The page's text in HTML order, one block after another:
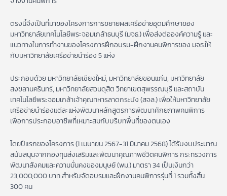
ตรงนี้จึงเป็นที่มาของโครงการการขยายผลเครือข่ายอุดมศึกษาของ
มหาวิทยาลัยเทคโนโลยีพระจอมเกล้าธนบุรี (มจธ.) เพื่อส่งต่อองค์ความรู้ และ
แนวทางในการทำงานของโครงการฝึกอบรม-ฝึกงานคนพิการของ มจธ.ให้
กับมหาวิทยาลัยเครือข่ายนำร่อง 5 แห่ง
ประกอบด้วย มหาวิทยาลัยเชียงใหม่, มหาวิทยาลัยขอนแก่น, มหาวิทยาลัย
สงขลานครินทร์, มหาวิทยาลัยสวนดุสิต วิทยาเขตสุพรรณบุรี และสถาบัน
เทคโนโลยีพระจอมเกล้าเจ้าคุณทหารลาดกระบัง (สจล.) เพื่อให้มหาวิทยาลัย
เครือข่ายนำร่องแต่ละแห่งพัฒนาหลักสูตรการพัฒนาศักยภาพคนพิการ
เพื่อการประกอบอาชีพที่เหมาะสมกับบริบทพื้นที่ของตนเอง
โดยปีแรกของโครงการ (1 เมษายน 2567-31 มีนาคม 2568) ได้รับงบประมาณ
สนับสนุนจากกองทุนส่งเสริมและพัฒนาคุณภาพชีวิตคนพิการ กระทรวงการ
พัฒนาสังคมและความมั่นคงของมนุษย์ (พม.) มาตรา 34 เป็นเงินกว่า
23,000,000 บาท สำหรับจัดอบรมและฝึกงานคนพิการรุ่นที่ 1 รวมทั้งสิ้น
300 คน